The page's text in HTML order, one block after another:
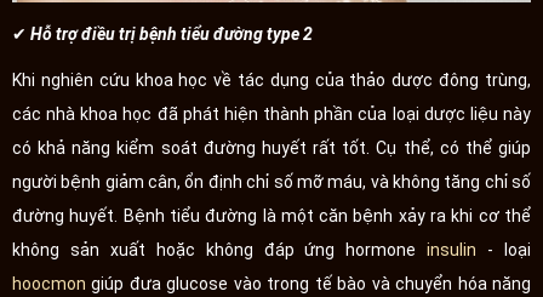
✔ Hỗ trợ điều trị bệnh tiểu đường type 2
Khi nghiên cứu khoa học về tác dụng của thảo dược đông trùng,
các nhà khoa học đã phát hiện thành phần của loại dược liệu này
có khả năng kiểm soát đường huyết rất tốt. Cụ thể, có thể giúp
người bệnh giảm cân, ổn định chỉ số mỡ máu, và không tăng chỉ số
đường huyết. Bệnh tiểu đường là một căn bệnh xảy ra khi cơ thể
không sản xuất hoặc không đáp ứng hormoneinsulin - loại
hoocmon giúp đưa glucose vào trong tế bào và chuyển hóa năng